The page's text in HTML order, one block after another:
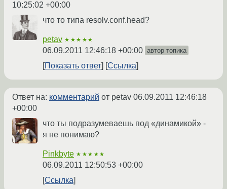
10:25:02 +00:00
что то типа resolv.conf.head?
petav ★★★★★
06.09.2011 12:46:18 +00:00 автор топика
Показать ответ Ссылка
Ответ на: комментарий от petav 06.09.2011 12:46:18
+00:00
что ты подразумеваешь под «динамикой» -
я не понимаю?
Pinkbyte ★★★★★
06.09.2011 12:50:53 +00:00
Ссылка